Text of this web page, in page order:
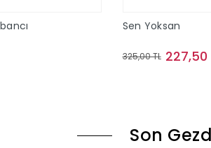
Sen Yoksan
325,00 TL 227,50
Son